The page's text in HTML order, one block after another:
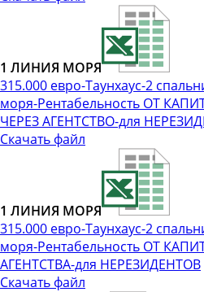
1 ЛИНИЯ МОРЯ
315.000 евро-Таунхаус-2
моря-Рентабельность ОТ
ЧЕРЕЗ АГЕНТСТВО-для
Скачать файл
1 ЛИНИЯ МОРЯ
315.000 евро-Таунхаус-2
моря-Рентабельность ОТ
АГЕНТСТВА-для НЕРЕЗИДЕНТОВ
Скачать файл